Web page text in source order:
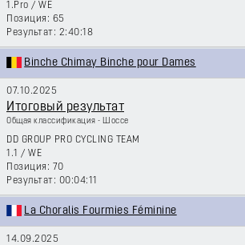
1.Pro / WE
65
2:40:18
Binche Chimay Binche pour Dames
07.10.2025
Итоговый результат
Общая классификация - Шоссе
DD GROUP PRO CYCLING TEAM
1.1 / WE
70
00:04:11
La Choralis Fourmies Féminine
14.09.2025